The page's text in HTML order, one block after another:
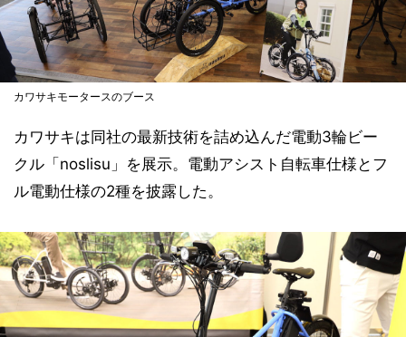
カワサキモータースのブース
カワサキは同社の最新技術を詰め込んだ電動3輪ビー
クル「noslisu」を展示。電動アシスト自転車仕様とフ
ル電動仕様の2種を披露した。